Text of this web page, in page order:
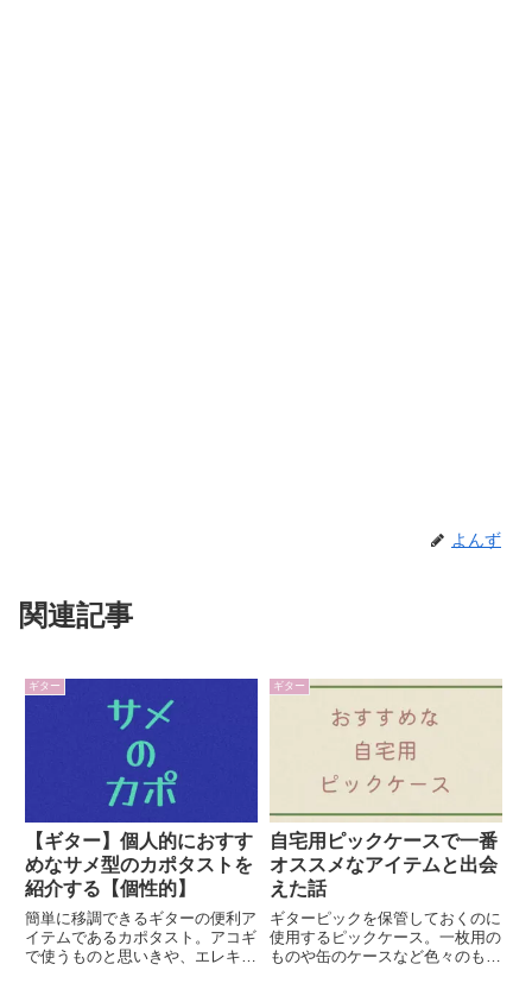
よんず
関連記事
ギター
【ギター】個人的におすす
めなサメ型のカポタストを
紹介する【個性的】
簡単に移調できるギターの便利ア
イテムであるカポタスト。アコギ
で使うものと思いきや、エレキで
ギター
自宅用ピックケースで一番
オススメなアイテムと出会
えた話
ギターピックを保管しておくのに
使用するピックケース。一枚用の
ものや缶のケースなど色々のもの